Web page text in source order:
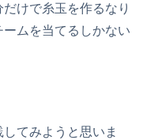
けで糸玉を作るなり
ムを当てるしかない
てみようと思いま